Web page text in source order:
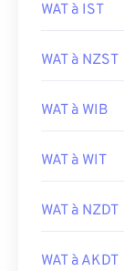
WAT à IST
WAT à NZST
WAT à WIB
WAT à WIT
WAT à NZDT
WAT à AKDT